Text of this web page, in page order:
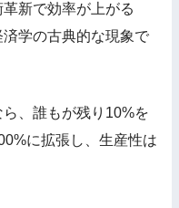
新で効率が上がる
学の古典的な現象で
ら、誰もが残り10%を
に拡張し、生産性は